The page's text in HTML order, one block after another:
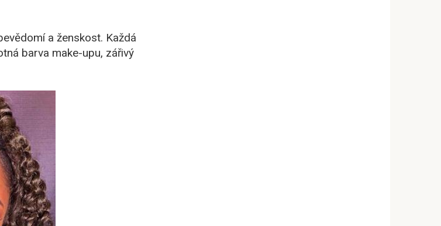
a ženskost. Každá
barva make-upu, zářivý